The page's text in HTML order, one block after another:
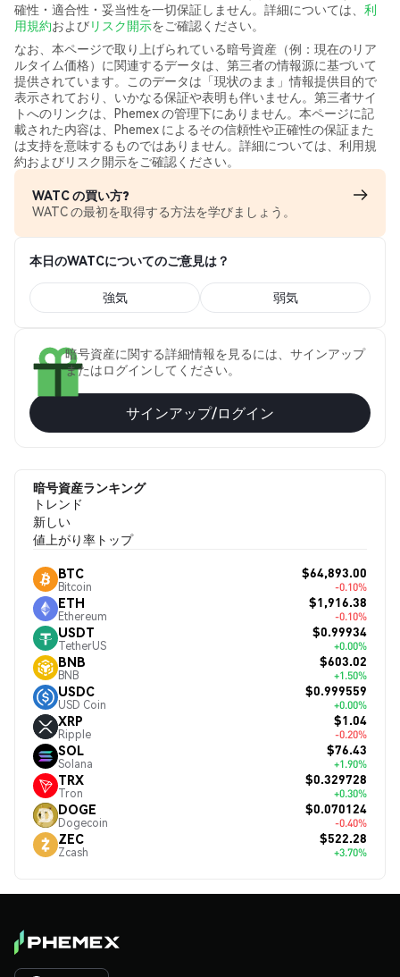
確性・適合性・妥当性を一切保証しません。詳細については、 利
用規約およびリスク開示をご確認ください。
なお、本ページで取り上げられている暗号資産（例：現在のリア
ルタイム価格）に関連するデータは、第三者の情報源に基づいて
提供されています。このデータは「現状のまま」情報提供目的で
表示されており、いかなる保証や表明も伴いません。第三者サイ
トへのリンクは、Phemex の管理下にありません。本ページに記
載された内容は、Phemex によるその信頼性や正確性の保証また
は支持を意味するものではありません。詳細については、利用規
約およびリスク開示をご確認ください。
WATC の買い方?
WATC の最初を取得する方法を学びましょう。
本日のWATCについてのご意見は？
強気 弱気
暗号資産に関する詳細情報を見るには、サインアップ
またはログインしてください。
サインアップ/ログイン
暗号資産ランキング
トレンド
新しい
値上がり率トップ
BTC
Bitcoin
$64,893.00
-0.10%
ETH
Ethereum
$1,916.38
-0.10%
USDT
TetherUS
$0.99934
+0.00%
BNB
BNB
$603.02
+1.50%
USDC
USD Coin
$0.999559
+0.00%
XRP
Ripple
$1.04
-0.20%
SOL
Solana
$76.43
+1.90%
TRX
Tron
$0.329728
+0.30%
DOGE
Dogecoin
$0.070124
-0.40%
ZEC
Zcash
$522.28
+3.70%